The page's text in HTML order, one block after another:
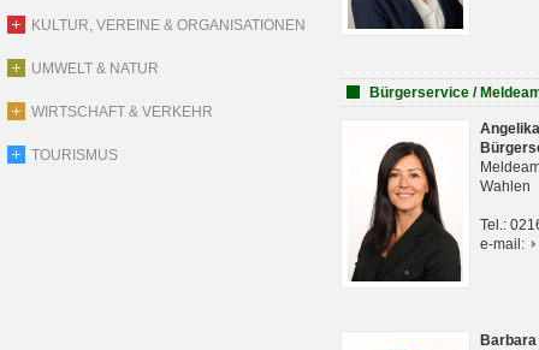
KULTUR, VEREINE & ORGANISATIONEN
UMWELT & NATUR
WIRTSCHAFT & VERKEHR
TOURISMUS
Bürgerservice /
Wahlen
Tel.:
e-mail: